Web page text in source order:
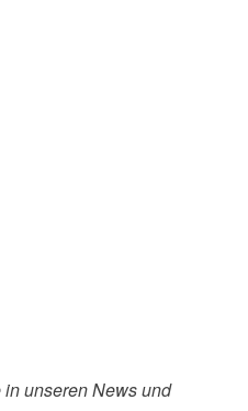
unseren News und